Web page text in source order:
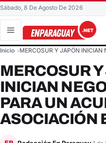
Sábado, 8 De Agosto De 2026
Buscar en el sitio
Inicio MERCOSUR Y JAPÓN INICIAN
MERCOSUR
INICIAN
PARA UN
ASOCIACIÓN